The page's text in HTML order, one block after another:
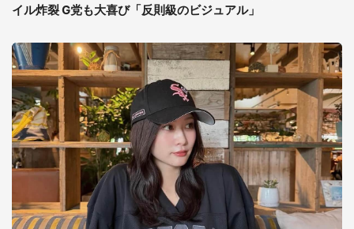
イル炸裂 G党も大喜び「反則級のビジュアル」